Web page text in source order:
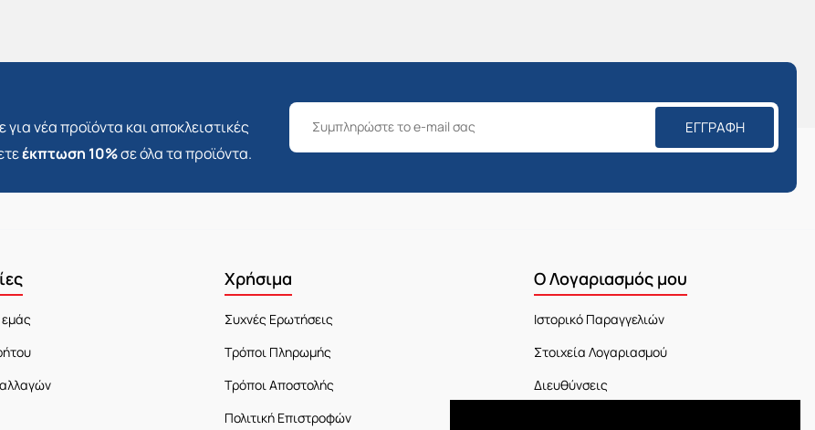
νέα προϊόντα και αποκλειστικές
έκπτωση 10%σε όλα τα προϊόντα.
ΕΓΓΡΑΦΉ
εμάς
Χρήσιμα
Συχνές Ερωτήσεις
Τρόποι Πληρωμής
Τρόποι Αποστολής
Πολιτική Επιστροφών
Ο Λογαριασμός μου
Ιστορικό Παραγγελιών
Στοιχεία Λογαριασμού
Διευθύνσεις